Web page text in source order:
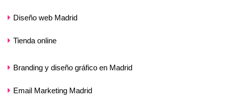
Diseño web Madrid
Tienda online
Branding y diseño gráfico en Madrid
Email Marketing Madrid